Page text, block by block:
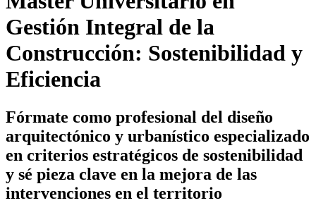
Gestión Integral de la
Construcción: Sostenibilidad y
Eficiencia
Fórmate como profesional del diseño
arquitectónico y urbanístico especializado
en criterios estratégicos de sostenibilidad
y sé pieza clave en la mejora de las
intervenciones en el territorio